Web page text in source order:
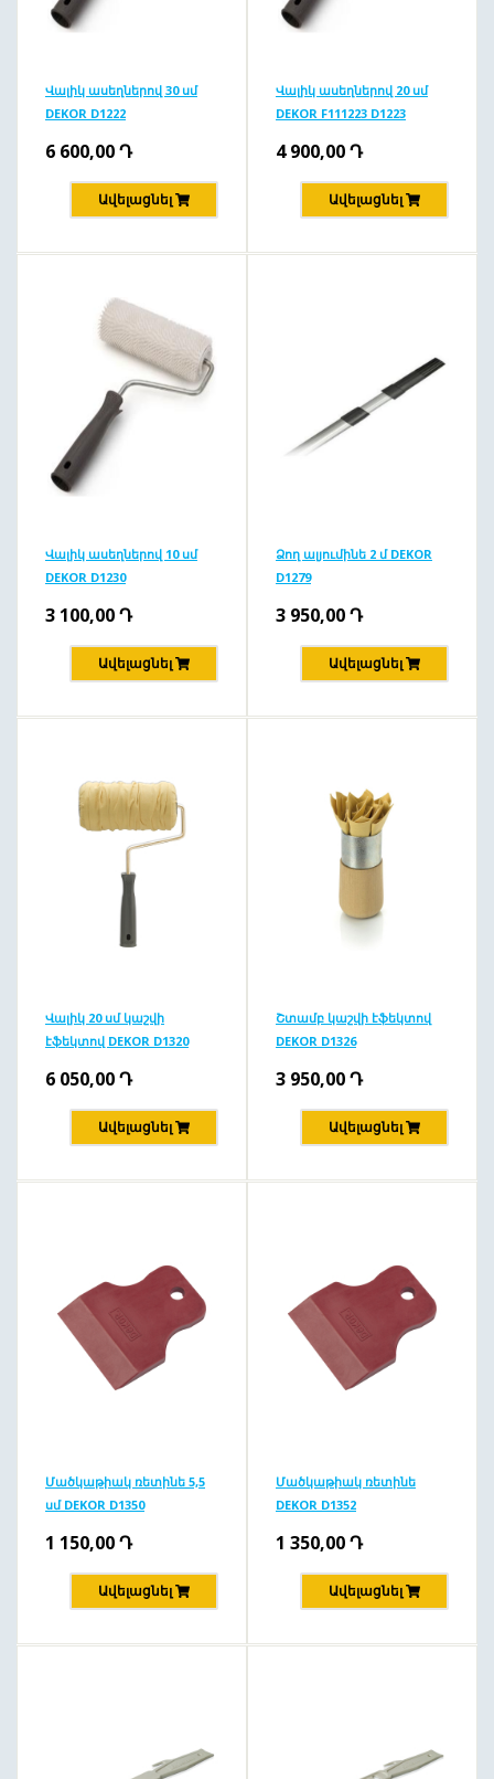
Վալիկ ասեղներով 30 սմ
DEKOR D1222
6 600,00Դ
Ավելացնել
Վալիկ ասեղներով 20 սմ
DEKOR F111223 D1223
4 900,00Դ
Ավելացնել
Վալիկ ասեղներով 10 սմ
DEKOR D1230
3 100,00Դ
Ավելացնել
Ձող ալյումինե 2 մ DEKOR
D1279
3 950,00Դ
Ավելացնել
Վալիկ 20 սմ կաշվի
էֆեկտով DEKOR D1320
6 050,00Դ
Ավելացնել
Շտամբ կաշվի էֆեկտով
DEKOR D1326
3 950,00Դ
Ավելացնել
Մածկաթիակ ռետինե 5,5
սմ DEKOR D1350
1 150,00Դ
Ավելացնել
Մածկաթիակ ռետինե
DEKOR D1352
1 350,00Դ
Ավելացնել